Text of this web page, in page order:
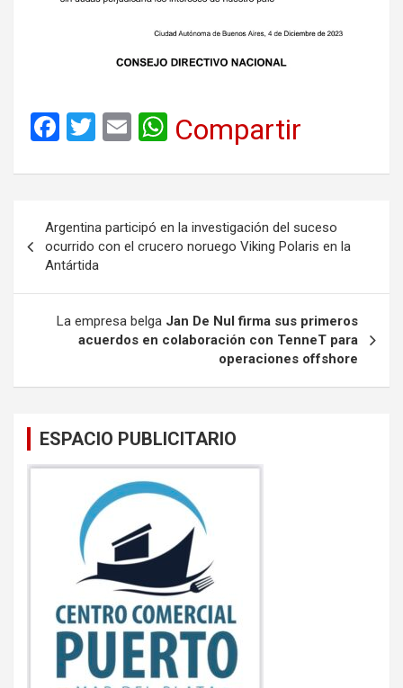
F
ce
o
o
k
T
tt
E
ail
W
at
s
A
p
Compartir
de
entradas
Argentina participó en la investigación del suceso
ocurrido con el crucero noruego Viking Polaris en la
Antártida
La empresa belga Jan De Nul firma sus primeros
acuerdos en colaboración con TenneT para
operaciones offshore
ESPACIO PUBLICITARIO